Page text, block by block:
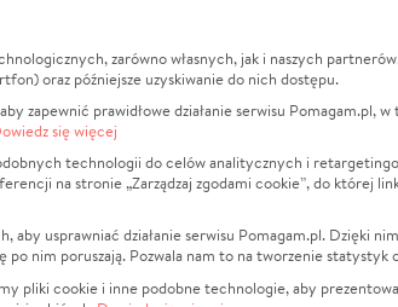
Prywatności
serwisów
O nas
Opinie
Raporty
Za darmo
Dla NGO
Fundacja Pomagam.pl
zarówno własnych, jak i naszych
oraz późniejsze uzyskiwanie do nich dostępu.
zapewnić prawidłowe działanie serwisu Pomagam.pl,
się więcej
technologii do celów analitycznych i
na stronie „Zarządzaj zgodami cookie”, do której
aby usprawniać działanie serwisu Pomagam.pl. Dzięki
po nim poruszają. Pozwala nam to na tworzenie statystyk
pliki cookie i inne podobne technologie, aby